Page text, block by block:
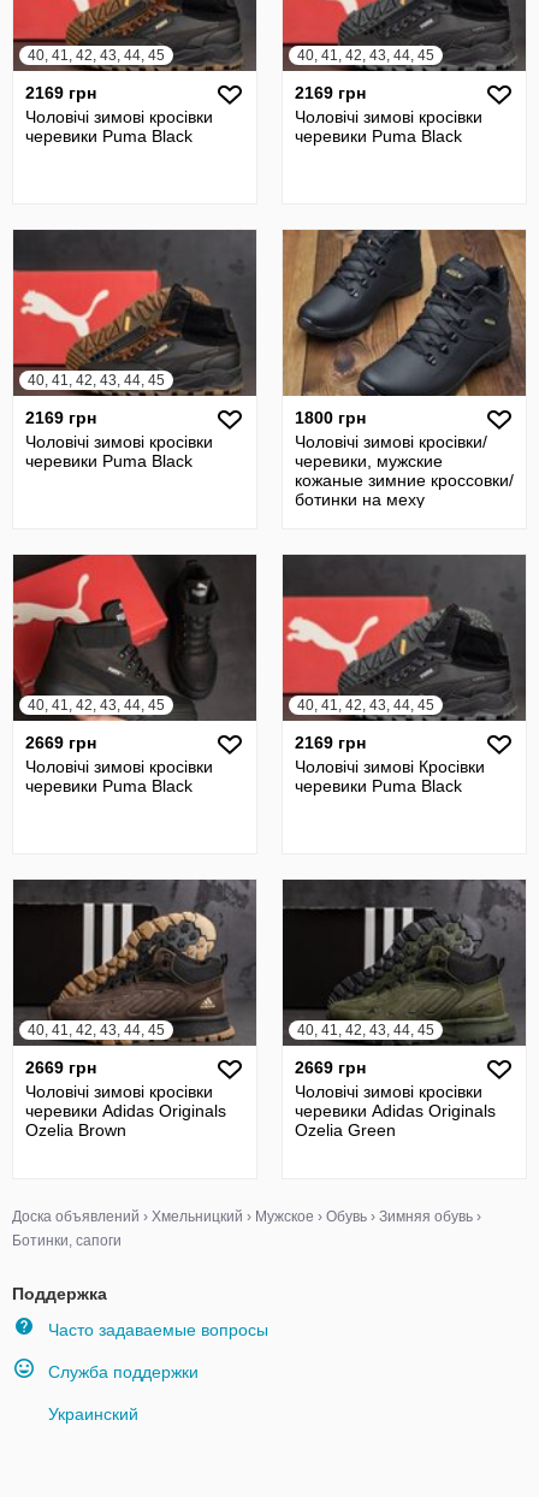
40, 41, 42, 43, 44, 45
2169 грн
Чоловічі зимові кросівки
черевики Puma Black
40, 41, 42, 43, 44, 45
2169 грн
Чоловічі зимові кросівки
черевики Puma Black
40, 41, 42, 43, 44, 45
2169 грн
Чоловічі зимові кросівки
черевики Puma Black
1800 грн
Чоловічі зимові кросівки/
черевики, мужские
кожаные зимние кроссовки/
ботинки на меху
40, 41, 42, 43, 44, 45
2669 грн
Чоловічі зимові кросівки
черевики Puma Black
40, 41, 42, 43, 44, 45
2169 грн
Чоловічі зимові Кросівки
черевики Puma Black
40, 41, 42, 43, 44, 45
2669 грн
Чоловічі зимові кросівки
черевики Adidas Originals
Ozelia Brown
40, 41, 42, 43, 44, 45
2669 грн
Чоловічі зимові кросівки
черевики Adidas Originals
Ozelia Green
Доска объявлений › Хмельницкий › Мужское › Обувь › Зимняя обувь ›
Ботинки, сапоги
Поддержка
Часто задаваемые вопросы
Служба поддержки
Украинский